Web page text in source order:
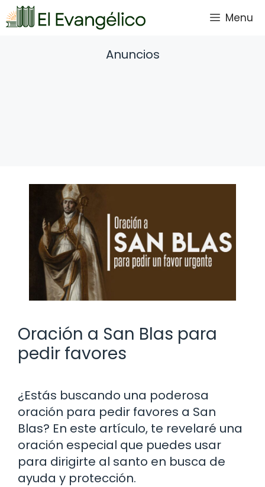
Saltar
al
Menu
Anuncios
Oración a San Blas para
pedir favores
¿Estás buscando una poderosa
oración para pedir favores a San
Blas? En este artículo, te revelaré una
oración especial que puedes usar
para dirigirte al santo en busca de
ayuda y protección.